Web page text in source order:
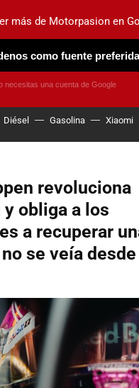
ELÉCTRICOS
Diésel Gasolina Xiaomi
revoluciona
obliga a los
a recuperar
se veía
más de Motorpasion en
como fuente preferida
necesitas una cuenta de Google